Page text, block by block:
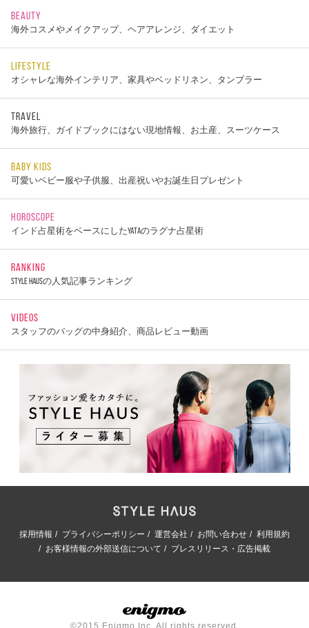
BEAUTY
海外コスメやメイクアップ、ヘアアレンジ、ダイエット
LIFESTYLE
オシャレな海外インテリア、家具やベッドリネン、タンブラー
TRAVEL
海外旅行、ガイドブックにはない現地情報、お土産、スーツケース
BABY KIDS
可愛いベビー服や子供服、出産祝いやお誕生日プレゼント
HOROSCOPE
インド占星術をベースにしたYATAのラグナ占星術
RANKING
STYLE HAUSの人気記事ランキング
VIDEOS
スタッフのバッグの中身紹介、商品レビュー動画
採用情報 プライバシーポリシー 運営会社 お問い合わせ
利用規約
お客様情報の外部送信について
プレスリリース・広告掲載
©2015 Enigmo Inc. All rights reserved.